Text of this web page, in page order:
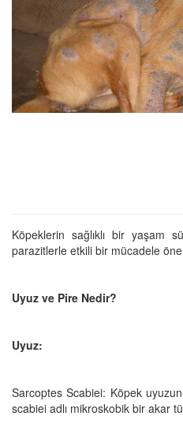
Köpeklerin sağlıklı bir yaşam
parazitlerle etkili bir mücadele
Uyuz ve Pire Nedir?
Uyuz:
Sarcoptes Scabiei: Köpek
scabiei adlı mikroskobik bir akar